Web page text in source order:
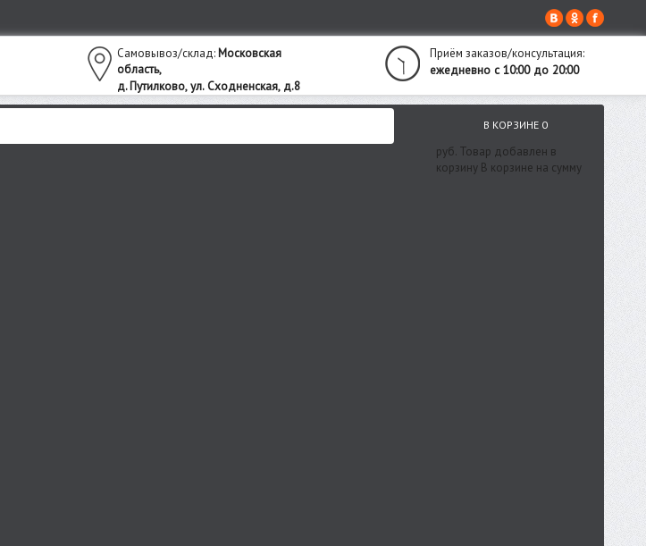
Самовывоз/склад: Московская
область,
д. Путилково,ул. Сходненская, д.8
Приём заказов/консультация:
ежедневно с 10:00 до 20:00
В КОРЗИНЕ0
руб. Товар добавлен в
корзину В корзине на сумму